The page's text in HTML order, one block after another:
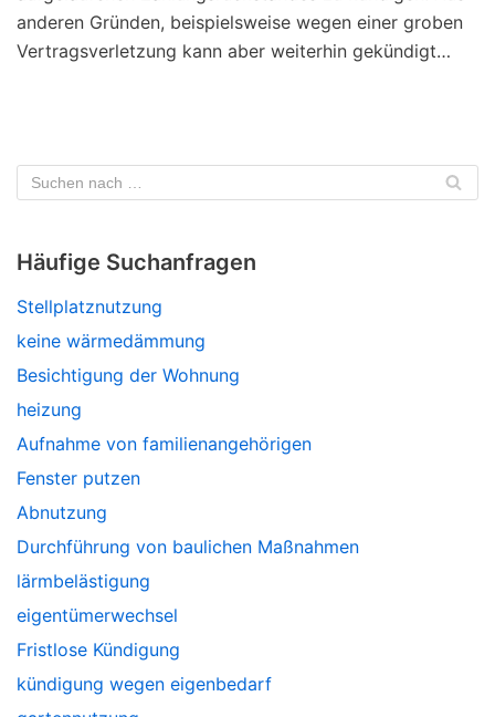
anderen Gründen, beispielsweise wegen einer groben
Vertragsverletzung kann aber weiterhin gekündigt…
Häufige Suchanfragen
Stellplatznutzung
keine wärmedämmung
Besichtigung der Wohnung
heizung
Aufnahme von familienangehörigen
Fenster putzen
Abnutzung
Durchführung von baulichen Maßnahmen
lärmbelästigung
eigentümerwechsel
Fristlose Kündigung
kündigung wegen eigenbedarf